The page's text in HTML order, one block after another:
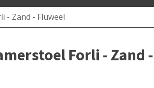
- Zand - Fluweel
Forli - Zand -